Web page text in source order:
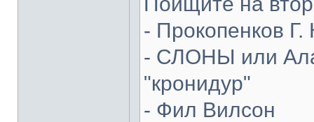
- Прокопенков Г.
- СЛОНЫ или
"кронидур"
- Фил Вилсон